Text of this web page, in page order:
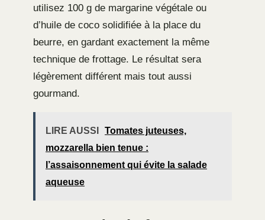
utilisez 100 g de margarine végétale ou
d’huile de coco solidifiée à la place du
beurre, en gardant exactement la même
technique de frottage. Le résultat sera
légèrement différent mais tout aussi
gourmand.
LIRE AUSSI
Tomates juteuses,
mozzarella bien tenue :
l’assaisonnement qui évite la salade
aqueuse